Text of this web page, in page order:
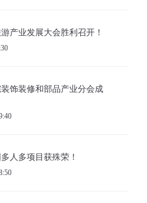
产业发展大会胜利召开！
饰装修和部品产业分会成
人多项目获殊荣！